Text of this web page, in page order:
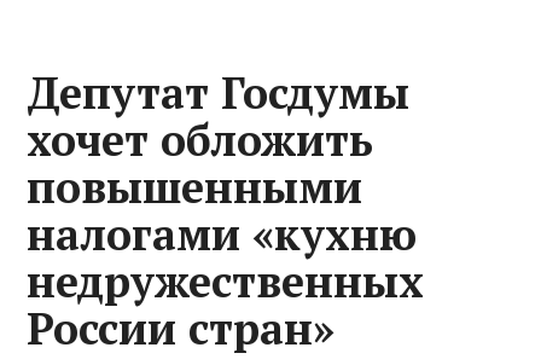
Депутат Госдумы
хочет обложить
повышенными
налогами «кухню
недружественных
России стран»